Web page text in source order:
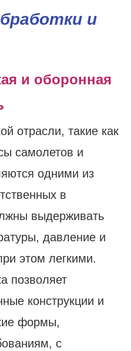
и
и оборонная
отрасли, такие как
самолетов и
одними из
в
выдерживать
давление и
этом легкими.
позволяет
конструкции и
формы,
с